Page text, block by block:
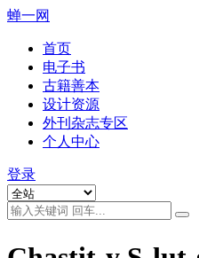
蝉一网
首页
电子书
古籍善本
设计资源
外刊杂志专区
个人中心
登录